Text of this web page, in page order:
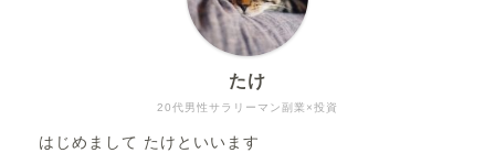
20代男性サラリーマン副業×投資
たけ
はじめまして たけといいます